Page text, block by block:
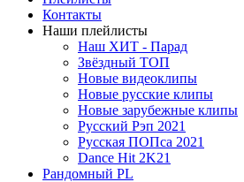
Контакты
Наши плейлисты
Наш ХИТ - Парад
Звёздный ТОП
Новые видеоклипы
Новые русские клипы
Новые зарубежные клипы
Русский Рэп 2021
Русская ПОПса 2021
Dance Hit 2K21
Рандомный PL